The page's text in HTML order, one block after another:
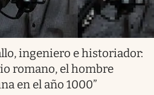
ingeniero e historiador:
romano, el hombre
en el año 1000”